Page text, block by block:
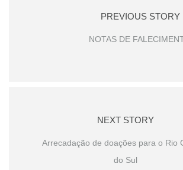
PREVIOUS STORY
NOTAS DE
NEXT STORY
Arrecadação de doações para o Rio
do Sul